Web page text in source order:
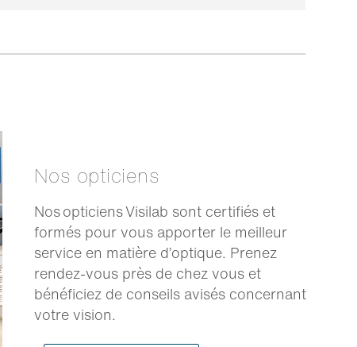
Nos opticiens
Nos opticiens Visilab sont certifiés et
formés pour vous apporter le meilleur
service en matière d’optique. Prenez
rendez-vous près de chez vous et
bénéficiez de conseils avisés concernant
votre vision.